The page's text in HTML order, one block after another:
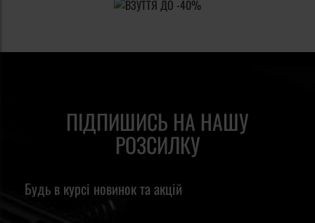
ПІДПИШИСЬ НА НАШУ
РОЗСИЛКУ
Будь в курсі новинок та акцій